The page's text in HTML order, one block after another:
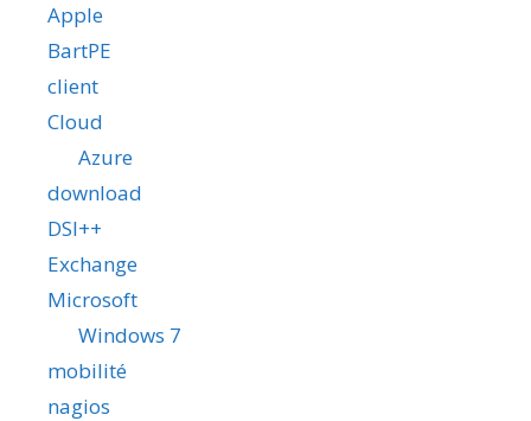
Apple
BartPE
client
Cloud
Azure
download
DSI++
Exchange
Microsoft
Windows 7
mobilité
nagios